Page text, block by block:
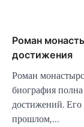
Роман
достижения
Роман
биография
достижений.
прошлом,…